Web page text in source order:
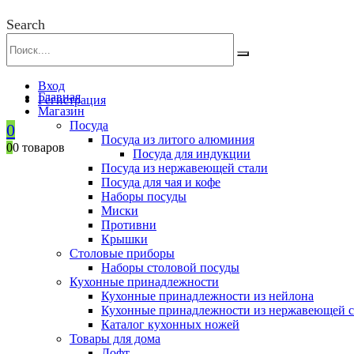
Search
Вход
Регистрация
0
00 товаров
Главная
Магазин
Посуда
Посуда из литого алюминия
Посуда для индукции
Посуда из нержавеющей стали
Посуда для чая и кофе
Наборы посуды
Миски
Противни
Крышки
Столовые приборы
Наборы столовой посуды
Кухонные принадлежности
Кухонные принадлежности из нейлона
Кухонные принадлежности из нержавеющей
Каталог кухонных ножей
Товары для дома